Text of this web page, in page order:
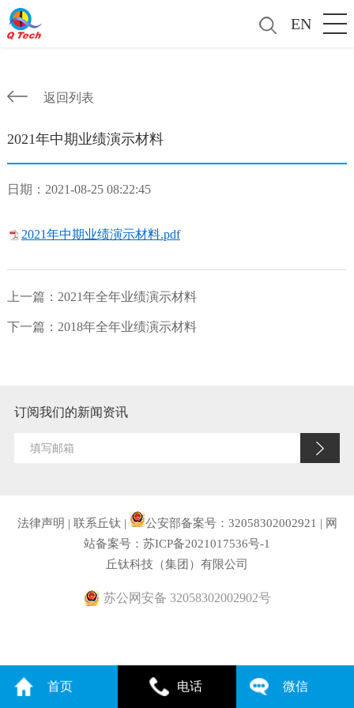
EN
返回列表
2021年中期业绩演示材料
日期：2021-08-25 08:22:45
2021年中期业绩演示材料.pdf
上一篇： 2021年全年业绩演示材料
下一篇： 2018年全年业绩演示材料
订阅我们的新闻资讯
法律声明 | 联系丘钛| 公安部备案号：32058302002921 | 网
站备案号：苏ICP备2021017536号-1
丘钛科技（集团）有限公司
苏公网安备 32058302002902号
首页 电话 微信